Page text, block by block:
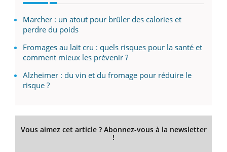
Marcher : un atout pour brûler des calories et
perdre du poids
Fromages au lait cru : quels risques pour la santé et
comment mieux les prévenir ?
Alzheimer : du vin et du fromage pour réduire le
risque ?
Vous aimez cet article ? Abonnez-vous à la newsletter
!